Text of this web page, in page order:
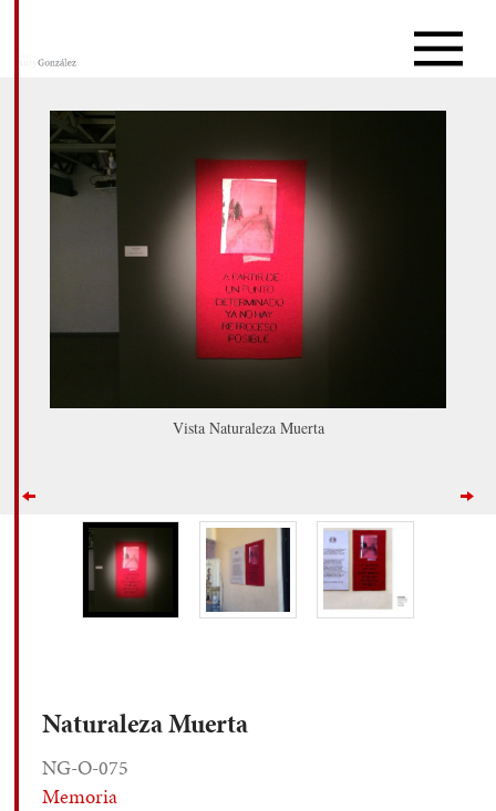
Vista Naturaleza Muerta
Naturaleza Muerta
NG-O-075
Memoria